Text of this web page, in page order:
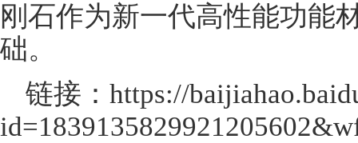
刚石作为新一代高性能功能
础。
链接：https://